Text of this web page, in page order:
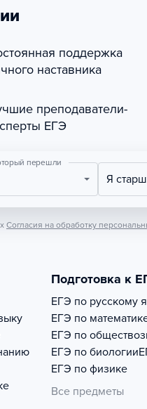
поддержка
наставника
преподаватели-
ЕГЭ
перешли
Я
Согласия на обработку
Подготовка к
ЕГЭ по русскому
ЕГЭ по
ЕГЭ по
ЕГЭ по биологии
ЕГЭ по физике
Все предметы